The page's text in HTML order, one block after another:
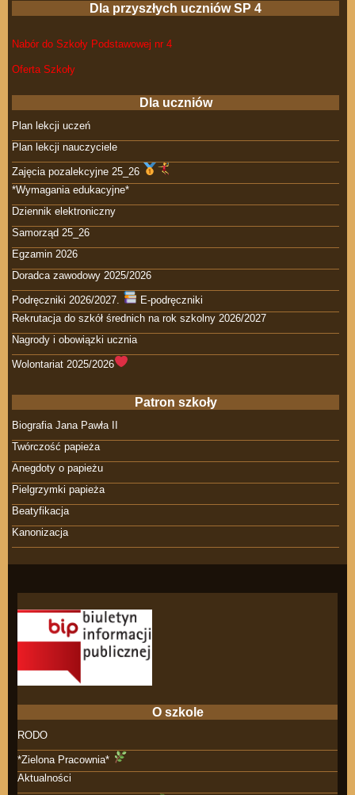
Dla przyszłych uczniów SP 4
Nabór do Szkoły Podstawowej nr 4
Oferta Szkoły
Dla uczniów
Plan lekcji uczeń
Plan lekcji nauczyciele
Zajęcia pozalekcyjne 25_26
*Wymagania edukacyjne*
Dziennik elektroniczny
Samorząd 25_26
Egzamin 2026
Doradca zawodowy 2025/2026
Podręczniki 2026/2027.
E-podręczniki
Rekrutacja do szkół średnich na rok szkolny 2026/2027
Nagrody i obowiązki ucznia
Wolontariat 2025/2026
Patron szkoły
Biografia Jana Pawła II
Twórczość papieża
Anegdoty o papieżu
Pielgrzymki papieża
Beatyfikacja
Kanonizacja
O szkole
RODO
*Zielona Pracownia*
Aktualności